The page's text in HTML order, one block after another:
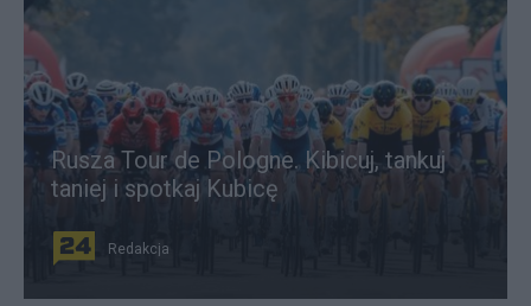
Rusza Tour de Pologne. Kibicuj, tankuj
taniej i spotkaj Kubicę
Redakcja